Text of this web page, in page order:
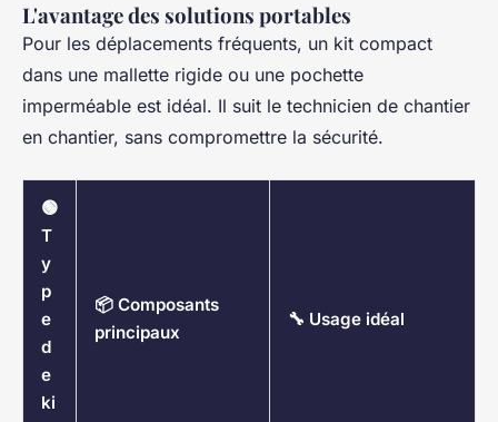
L'avantage des solutions portables
Pour les déplacements fréquents, un kit compact
dans une mallette rigide ou une pochette
imperméable est idéal. Il suit le technicien de chantier
en chantier, sans compromettre la sécurité.
🟢
T
y
p
e
d
e
ki
📦 Composants
principaux
🔧 Usage idéal